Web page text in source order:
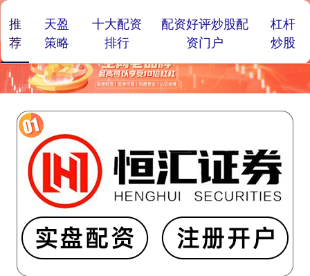
推
荐
天盈
策略
十大配资
排行
配资好评炒股配
资门户
杠杆
炒股